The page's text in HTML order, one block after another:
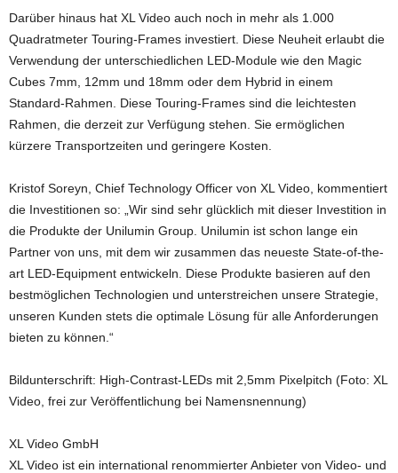
Darüber hinaus hat XL Video auch noch in mehr als 1.000
Quadratmeter Touring-Frames investiert. Diese Neuheit erlaubt die
Verwendung der unterschiedlichen LED-Module wie den Magic
Cubes 7mm, 12mm und 18mm oder dem Hybrid in einem
Standard-Rahmen. Diese Touring-Frames sind die leichtesten
Rahmen, die derzeit zur Verfügung stehen. Sie ermöglichen
kürzere Transportzeiten und geringere Kosten.
Kristof Soreyn, Chief Technology Officer von XL Video, kommentiert
die Investitionen so: „Wir sind sehr glücklich mit dieser Investition in
die Produkte der Unilumin Group. Unilumin ist schon lange ein
Partner von uns, mit dem wir zusammen das neueste State-of-the-
art LED-Equipment entwickeln. Diese Produkte basieren auf den
bestmöglichen Technologien und unterstreichen unsere Strategie,
unseren Kunden stets die optimale Lösung für alle Anforderungen
bieten zu können.“
Bildunterschrift: High-Contrast-LEDs mit 2,5mm Pixelpitch (Foto: XL
Video, frei zur Veröffentlichung bei Namensnennung)
XL Video GmbH
XL Video ist ein international renommierter Anbieter von Video- und